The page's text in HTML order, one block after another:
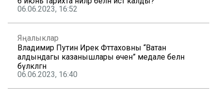
06.06.2023, 16:52
Яңалыклар
Владимир Путин Ирек Фәттаховны “Ватан
алдындагы казанышлары өчен” медале белән
бүләкләгән
06.06.2023, 16:40